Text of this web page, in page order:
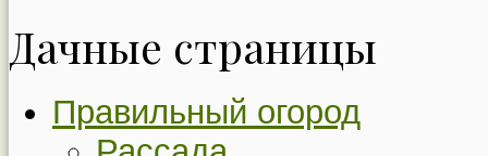
Дачные страницы
Правильный огород